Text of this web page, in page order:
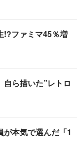
!?ファミマ45％増
ら描いた”レトロ
本気で選んだ「1